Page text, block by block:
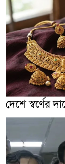
দেশে স্বর্ণের